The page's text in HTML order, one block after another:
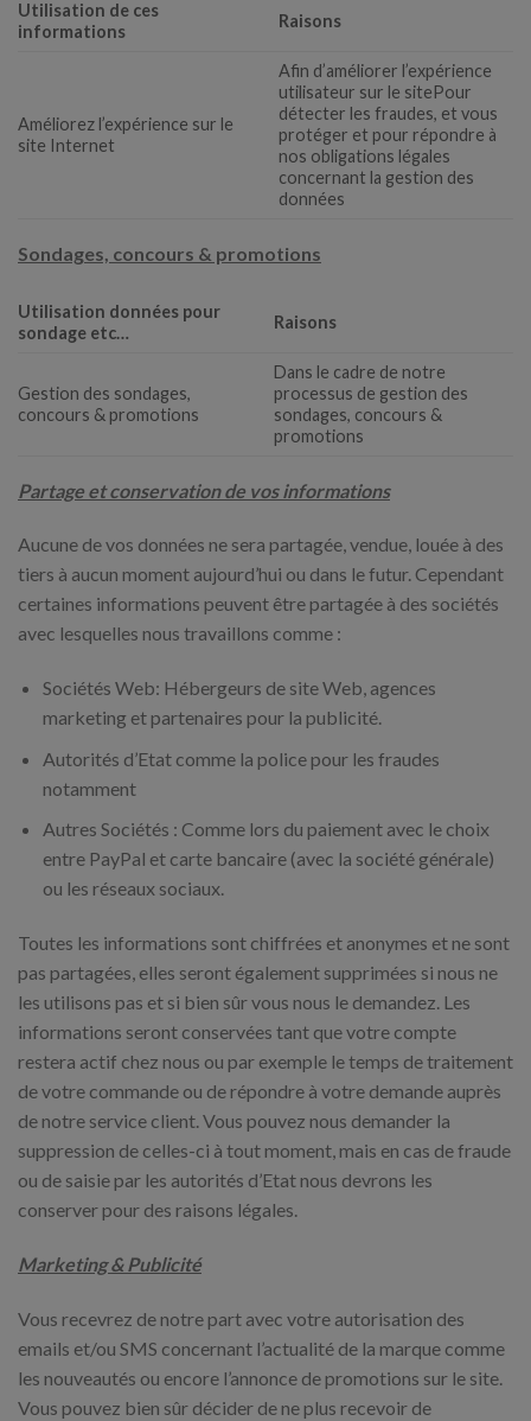
Utilisation de ces
informations
Raisons
Améliorez l’expérience sur le
site Internet
Afin d’améliorer l’expérience
utilisateur sur le sitePour
détecter les fraudes, et vous
protéger et pour répondre à
nos obligations légales
concernant la gestion des
données
Sondages, concours & promotions
Utilisation données pour
sondage etc…
Raisons
Gestion des sondages,
concours & promotions
Dans le cadre de notre
processus de gestion des
sondages, concours &
promotions
Partage et conservation de vos informations
Aucune de vos données ne sera partagée, vendue, louée à des
tiers à aucun moment aujourd’hui ou dans le futur. Cependant
certaines informations peuvent être partagée à des sociétés
avec lesquelles nous travaillons comme :
Sociétés Web: Hébergeurs de site Web, agences
marketing et partenaires pour la publicité.
Autorités d’Etat comme la police pour les fraudes
notamment
Autres Sociétés : Comme lors du paiement avec le choix
entre PayPal et carte bancaire (avec la société générale)
ou les réseaux sociaux.
Toutes les informations sont chiffrées et anonymes et ne sont
pas partagées, elles seront également supprimées si nous ne
les utilisons pas et si bien sûr vous nous le demandez. Les
informations seront conservées tant que votre compte
restera actif chez nous ou par exemple le temps de traitement
de votre commande ou de répondre à votre demande auprès
de notre service client. Vous pouvez nous demander la
suppression de celles-ci à tout moment, mais en cas de fraude
ou de saisie par les autorités d’Etat nous devrons les
conserver pour des raisons légales.
Marketing & Publicité
Vous recevrez de notre part avec votre autorisation des
emails et/ou SMS concernant l’actualité de la marque comme
les nouveautés ou encore l’annonce de promotions sur le site.
Vous pouvez bien sûr décider de ne plus recevoir de